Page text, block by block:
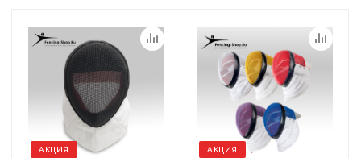
АКЦИЯ АКЦИЯ